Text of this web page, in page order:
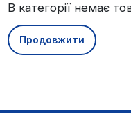
В категорії немає
Продовжити